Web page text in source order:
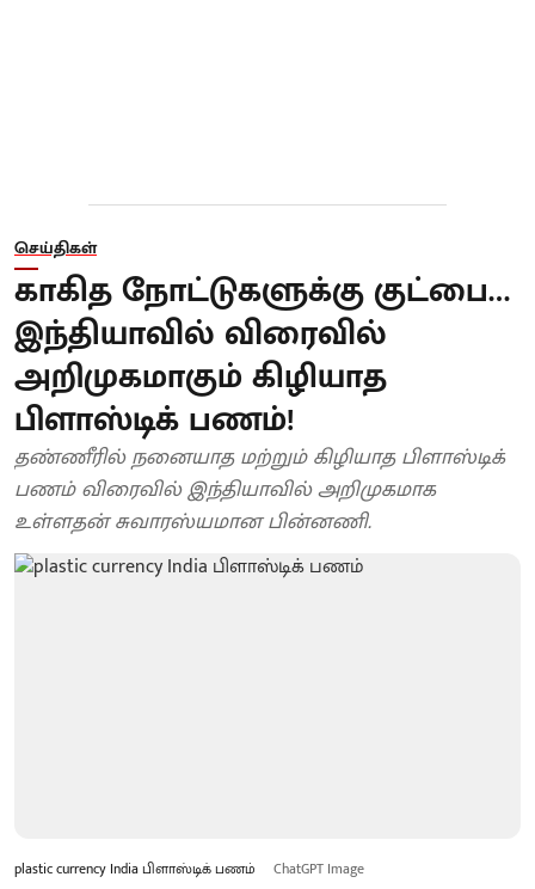
செய்திகள்
காகித நோட்டுகளுக்கு குட்பை…
இந்தியாவில் விரைவில்
அறிமுகமாகும் கிழியாத
பிளாஸ்டிக் பணம்!
தண்ணீரில் நனையாத மற்றும் கிழியாத பிளாஸ்டிக்
பணம் விரைவில் இந்தியாவில் அறிமுகமாக
உள்ளதன் சுவாரஸ்யமான பின்னணி.
plastic currency India பிளாஸ்டிக் பணம் ChatGPT Image